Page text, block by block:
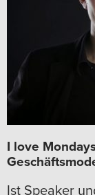
I love
Ist Speaker